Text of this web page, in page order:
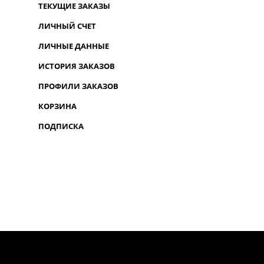
ТЕКУЩИЕ ЗАКАЗЫ
ЛИЧНЫЙ СЧЕТ
ЛИЧНЫЕ ДАННЫЕ
ИСТОРИЯ ЗАКАЗОВ
ПРОФИЛИ ЗАКАЗОВ
КОРЗИНА
ПОДПИСКА